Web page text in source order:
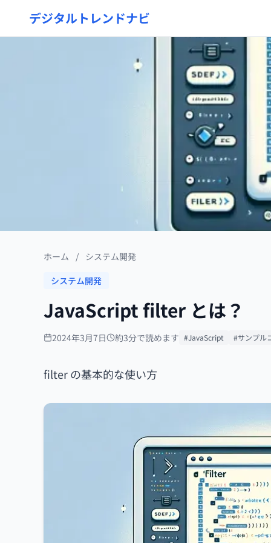
デジタルトレンドナビ
ホーム / システム開発
システム開発
JavaScript filter とは？
2024年3月7日 約3分で読めます #JavaScript #サンプル
filter の基本的な使い方